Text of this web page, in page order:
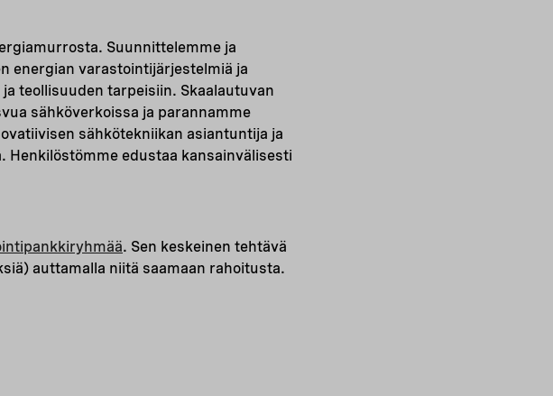
Suunnittelemme ja
energian varastointijärjestelmiä ja
teollisuuden tarpeisiin. Skaalautuvan
sähköverkoissa ja parannamme
sähkötekniikan asiantuntija ja
Henkilöstömme edustaa kansainvälisesti
. Sen keskeinen tehtävä
auttamalla niitä saamaan rahoitusta.